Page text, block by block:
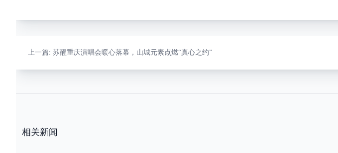
上一篇: 苏醒重庆演唱会暖心落幕，山城元素点燃“真心之约”
相关新闻